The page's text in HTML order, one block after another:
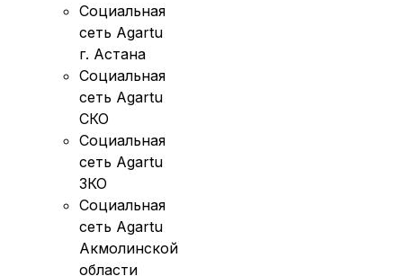
Социальная
сеть Agartu
г. Астана
Социальная
сеть Agartu
СКО
Социальная
сеть Agartu
ЗКО
Социальная
сеть Agartu
Акмолинской
области